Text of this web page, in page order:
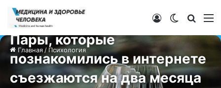
Switch skin
Войти
Главная/Психология
Психология
Пары, которые
познакомились в интернете
съезжаются на два месяца